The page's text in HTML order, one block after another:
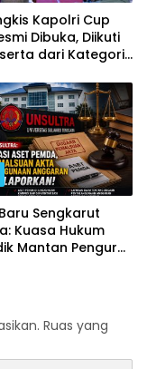
Kapolri Cup
Dibuka, Diikuti
dari Kategori
Sengkarut
Kuasa Hukum
Mantan Pengurus
Ruas yang